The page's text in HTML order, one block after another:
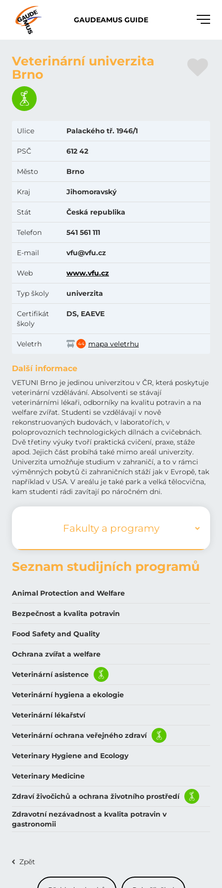
GAUDEAMUS GUIDE
Toggle
Veterinární univerzita
Brno
Ulice Palackého tř. 1946/1
PSČ 612 42
Město Brno
Kraj Jihomoravský
Stát Česká republika
Telefon 541 561 111
E-mail vfu@vfu.cz
Web www.vfu.cz
Typ školy univerzita
Certifikát
školy
DS, EAEVE
Veletrh 44 mapa veletrhu
Další informace
VETUNI Brno je jedinou univerzitou v ČR, která poskytuje
veterinární vzdělávání. Absolventi se stávají
veterinárními lékaři, odborníky na kvalitu potravin a na
welfare zvířat. Studenti se vzdělávají v nově
rekonstruovaných budovách, v laboratořích, v
poloprovozních technologických dílnách a cvičebnách.
Dvě třetiny výuky tvoří praktická cvičení, praxe, stáže
apod. Jejich část probíhá také mimo areál univerzity.
Univerzita umožňuje studium v zahraničí, a to v rámci
výměnných pobytů či zahraničních stáží jak v Evropě, tak
například v USA. V areálu je také park a velká tělocvična,
kam studenti rádi zavítají po náročném dni.
Fakulty a programy
Seznam studijních programů
Animal Protection and Welfare
Bezpečnost a kvalita potravin
Food Safety and Quality
Ochrana zvířat a welfare
Veterinární asistence
Veterinární hygiena a ekologie
Veterinární lékařství
Veterinární ochrana veřejného zdraví
Veterinary Hygiene and Ecology
Veterinary Medicine
Zdraví živočichů a ochrana životního prostředí
Zdravotní nezávadnost a kvalita potravin v
gastronomii
Zpět